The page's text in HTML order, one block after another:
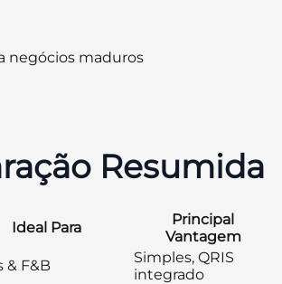
negócios maduros
Resumida
Ideal Para
Principal
Vantagem
& F&B
Simples, QRIS
integrado